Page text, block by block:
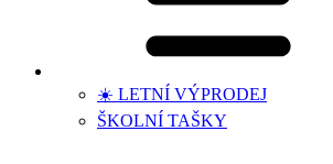
☀️ LETNÍ VÝPRODEJ
ŠKOLNÍ TAŠKY